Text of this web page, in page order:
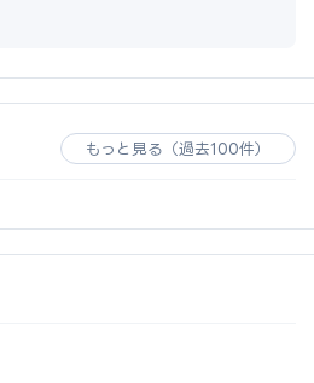
もっと見る（過去100件）